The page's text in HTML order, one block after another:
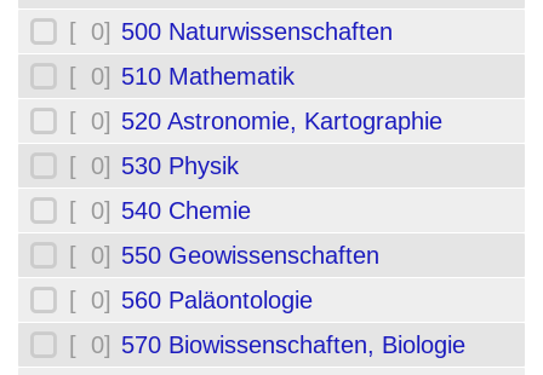
[ 0] 500 Naturwissenschaften
[ 0] 510 Mathematik
[ 0] 520 Astronomie, Kartographie
[ 0] 530 Physik
[ 0] 540 Chemie
[ 0] 550 Geowissenschaften
[ 0] 560 Paläontologie
[ 0] 570 Biowissenschaften, Biologie